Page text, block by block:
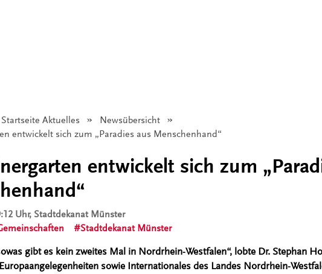
Startseite Aktuelles
Newsübersicht
entwickelt sich zum „Paradies aus Menschenhand“
entwickelt sich zum
Uhr, Stadtdekanat Münster
Stadtdekanat Münster
gibt es kein zweites Mal in Nordrhein-Westfalen“, lobte Dr. Stephan
sowie Internationales des Landes Nordrhein-